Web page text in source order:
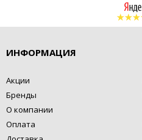
ИНФОРМАЦИЯ
Акции
Бренды
О компании
Оплата